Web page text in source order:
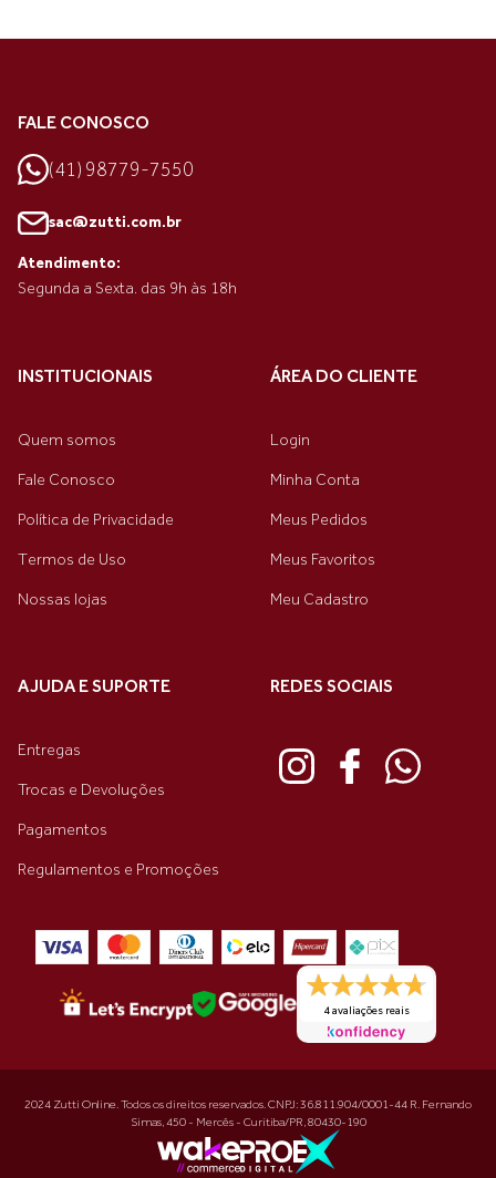
FALE CONOSCO
(41) 98779-7550
sac@zutti.com.br
Atendimento:
Segunda a Sexta. das 9h às 18h
INSTITUCIONAIS
Quem somos
Fale Conosco
Política de Privacidade
Termos de Uso
Nossas lojas
ÁREA DO CLIENTE
Login
Minha Conta
Meus Pedidos
Meus Favoritos
Meu Cadastro
AJUDA E SUPORTE
Entregas
Trocas e Devoluções
Pagamentos
Regulamentos e Promoções
REDES SOCIAIS
4 avaliações reais
2024 Zutti Online. Todos os direitos reservados. CNPJ: 36.811.904/0001-44 R. Fernando
Simas, 450 - Mercês - Curitiba/PR, 80430-190